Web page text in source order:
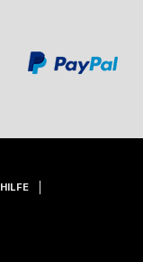
HILFE